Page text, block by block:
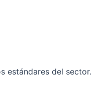
estándares del sector.